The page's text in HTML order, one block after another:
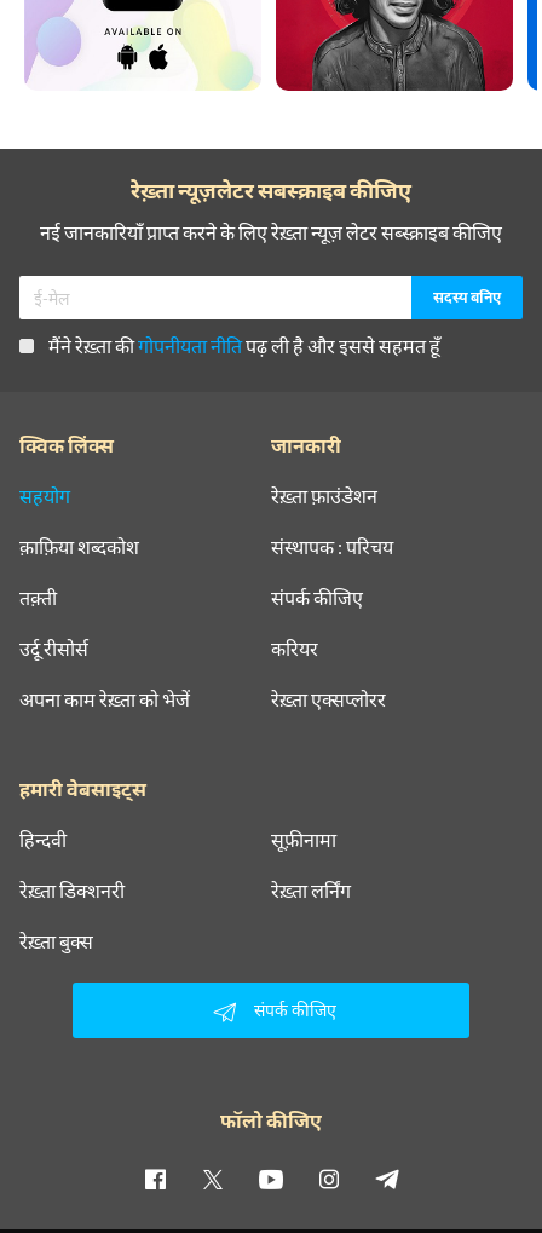
रेख़्ता न्यूज़लेटर सबस्क्राइब कीजिए
नई जानकारियाँ प्राप्त करने के लिए रेख़्ता न्यूज़ लेटर सब्स्क्राइब कीजिए
मैंने रेख़्ता कीगोपनीयता नीतिपढ़ ली है और इससे सहमत हूँ
क्विक लिंक्स
सहयोग
क़ाफ़िया शब्दकोश
तक़्ती
उर्दू रीसोर्स
अपना काम रेख़्ता को भेजें
जानकारी
रेख़्ता फ़ाउंडेशन
संस्थापक : परिचय
संपर्क कीजिए
करियर
रेख़्ता एक्सप्लोरर
हमारी वेबसाइट्स
हिन्दवी सूफ़ीनामा
रेख़्ता डिक्शनरी रेख़्ता लर्निंग
रेख़्ता बुक्स
संपर्क कीजिए
फॉलो कीजिए